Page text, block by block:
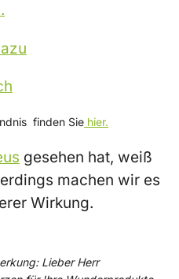
finden Sie hier.
gesehen hat, weiß
machen wir es
Wirkung.
Lieber Herr